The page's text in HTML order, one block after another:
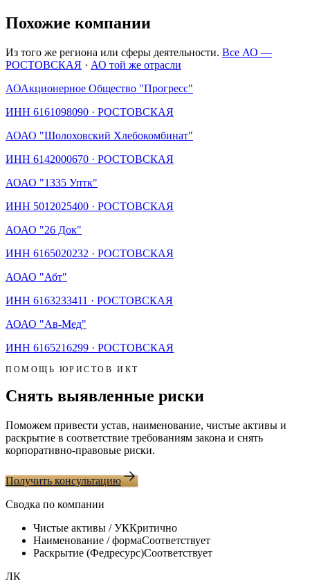
Похожие компании
Из того же региона или сферы деятельности. Все АО —
РОСТОВСКАЯ · АО той же отрасли
АОАкционерное Общество "Прогресс"
ИНН 6161098090 · РОСТОВСКАЯ
АОАО "Шолоховский Хлебокомбинат"
ИНН 6142000670 · РОСТОВСКАЯ
АОАО "1335 Уптк"
ИНН 5012025400 · РОСТОВСКАЯ
АОАО "26 Док"
ИНН 6165020232 · РОСТОВСКАЯ
АОАО "Абт"
ИНН 6163233411 · РОСТОВСКАЯ
АОАО "Ав-Мед"
ИНН 6165216299 · РОСТОВСКАЯ
ПОМОЩЬ ЮРИСТОВ ИКТ
Снять выявленные риски
Поможем привести устав, наименование, чистые активы и
раскрытие в соответствие требованиям закона и снять
корпоративно-правовые риски.
Получить консультацию
Сводка по компании
Чистые активы / УККритично
Наименование / формаСоответствует
Раскрытие (Федресурс)Соответствует
ЛК